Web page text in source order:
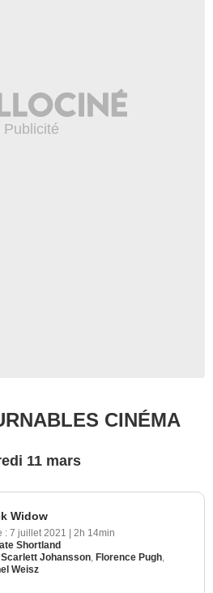
CINÉMA
11 mars
Widow
: 7 juillet 2021 | 2h 14min
Shortland
Scarlett Johansson Florence Pugh
Weisz